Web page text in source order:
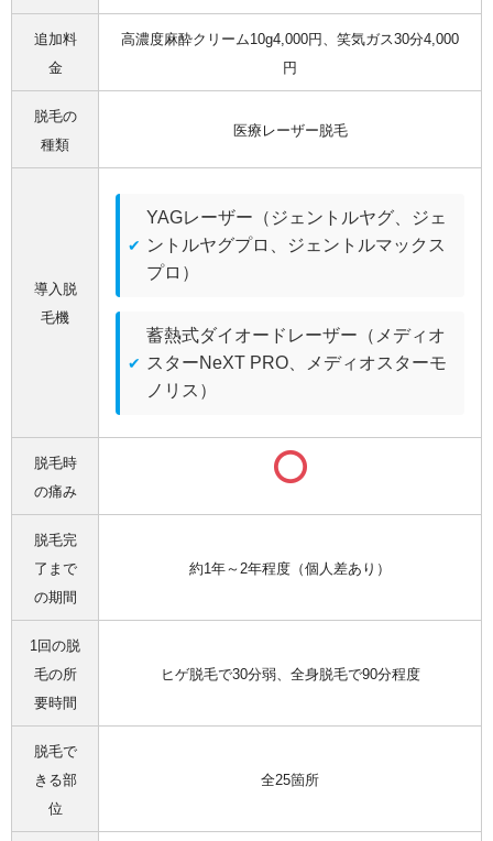
追加料
金
高濃度麻酔クリーム10g4,000円、笑気ガス30分4,000
円
脱毛の
種類
医療レーザー脱毛
導入脱
毛機
YAGレーザー（ジェントルヤグ、ジェ
ントルヤグプロ、ジェントルマックス
プロ）
蓄熱式ダイオードレーザー（メディオ
スターNeXT PRO、メディオスターモ
ノリス）
脱毛時
の痛み
脱毛完
了まで
の期間
約1年～2年程度（個人差あり）
1回の脱
毛の所
要時間
ヒゲ脱毛で30分弱、全身脱毛で90分程度
脱毛で
きる部
位
全25箇所